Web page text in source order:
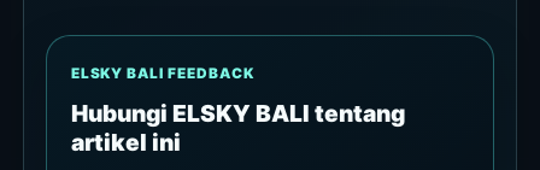
ELSKY BALI FEEDBACK
Hubungi ELSKY BALI tentang
artikel ini